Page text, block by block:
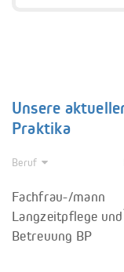
Unsere
Praktika
Beruf
Fachfrau-/mann
Langzeitpflege und
Betreuung BP